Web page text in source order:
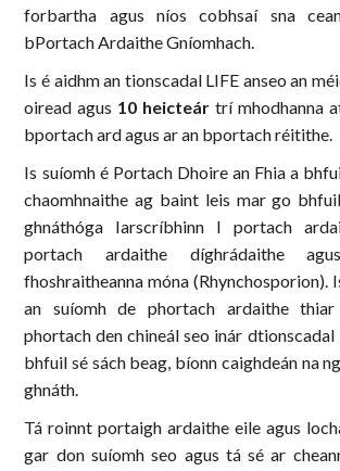
forbartha agus níos cobhsaí sna
bPortach Ardaithe Gníomhach.
Is é aidhm an tionscadal LIFE anseo an
oiread agus 10 heicteár trí mhodhanna
bportach ard agus ar an bportach réitithe.
Is suíomh é Portach Dhoire an Fhia a
chaomhnaithe ag baint leis mar go
ghnáthóga Iarscríbhinn I portach
portach ardaithe díghrádaithe
fhoshraitheanna móna (Rhynchosporion).
an suíomh de phortach ardaithe
phortach den chineál seo inár dtionscadal
bhfuil sé sách beag, bíonn caighdeán na
ghnáth.
Tá roinnt portaigh ardaithe eile agus
gar don suíomh seo agus tá sé ar